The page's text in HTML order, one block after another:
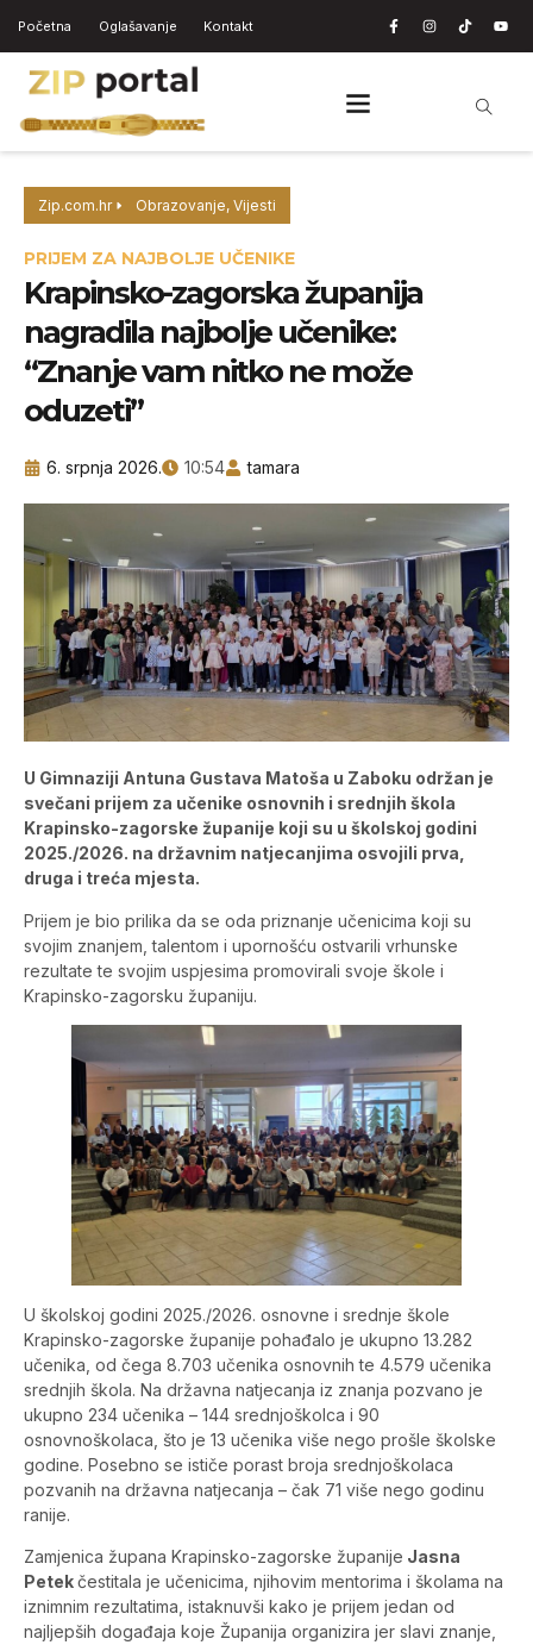
Početna Oglašavanje Kontakt
Zip.com.hr Obrazovanje, Vijesti
PRIJEM ZA NAJBOLJE UČENIKE
Krapinsko-zagorska županija
nagradila najbolje učenike:
“Znanje vam nitko ne može
oduzeti”
6. srpnja 2026. 10:54 tamara
U Gimnaziji Antuna Gustava Matoša u Zaboku održan je
svečani prijem za učenike osnovnih i srednjih škola
Krapinsko-zagorske županije koji su u školskoj godini
2025./2026. na državnim natjecanjima osvojili prva,
druga i treća mjesta.
Prijem je bio prilika da se oda priznanje učenicima koji su
svojim znanjem, talentom i upornošću ostvarili vrhunske
rezultate te svojim uspjesima promovirali svoje škole i
Krapinsko-zagorsku županiju.
U školskoj godini 2025./2026. osnovne i srednje škole
Krapinsko-zagorske županije pohađalo je ukupno 13.282
učenika, od čega 8.703 učenika osnovnih te 4.579 učenika
srednjih škola. Na državna natjecanja iz znanja pozvano je
ukupno 234 učenika – 144 srednjoškolca i 90
osnovnoškolaca, što je 13 učenika više nego prošle školske
godine. Posebno se ističe porast broja srednjoškolaca
pozvanih na državna natjecanja – čak 71 više nego godinu
ranije.
Zamjenica župana Krapinsko-zagorske županije Jasna
Petekčestitala je učenicima, njihovim mentorima i školama na
iznimnim rezultatima, istaknuvši kako je prijem jedan od
najljepših događaja koje Županija organizira jer slavi znanje,